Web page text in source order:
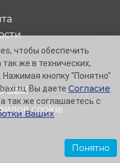
Baxi
cookie
чтобы обеспечить
же в технических,
Нажимая кнопку "Понятно"
Вы даете Согласие
так же соглашаетесь с
Ваших
Понятно